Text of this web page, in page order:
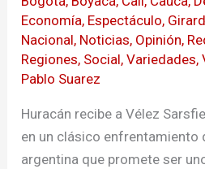
Economía, Espectáculo,
Nacional, Noticias, Opinión,
Regiones, Social,Variedades,
Pablo Suarez
Huracán recibe a Vélez
en un clásico enfrentamiento
argentina que promete ser
vs
Velez:
Futbol
Argentino